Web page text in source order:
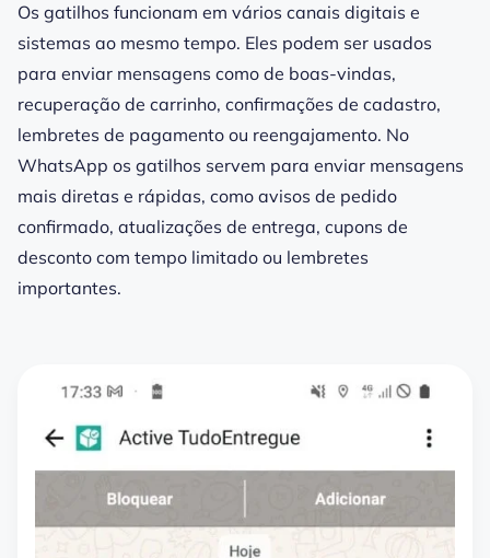
Os gatilhos funcionam em vários canais digitais e
sistemas ao mesmo tempo. Eles podem ser usados
para enviar mensagens como de boas-vindas,
recuperação de carrinho, confirmações de cadastro,
lembretes de pagamento ou reengajamento. No
WhatsApp os gatilhos servem para enviar mensagens
mais diretas e rápidas, como avisos de pedido
confirmado, atualizações de entrega, cupons de
desconto com tempo limitado ou lembretes
importantes.